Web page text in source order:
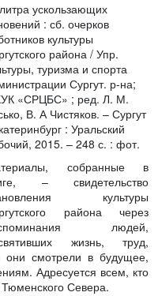
ускользающих
: сб. очерков
культуры
района / Упр.
туризма и спорта
Сургут. р-на;
«СРЦБС» ; ред. Л. М.
В. А Чистяков. – Сургут
: Уральский
2015. – 248 с. : фот.
собранные в
– свидетельство
культуры
района через
людей,
жизнь, труд,
они смотрели в будущее,
Адресуется всем, кто
Тюменского Севера.